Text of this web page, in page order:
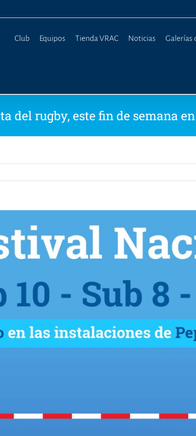
Club Equipos Tienda VRAC Noticias Galerías
del rugby, este fin de semana